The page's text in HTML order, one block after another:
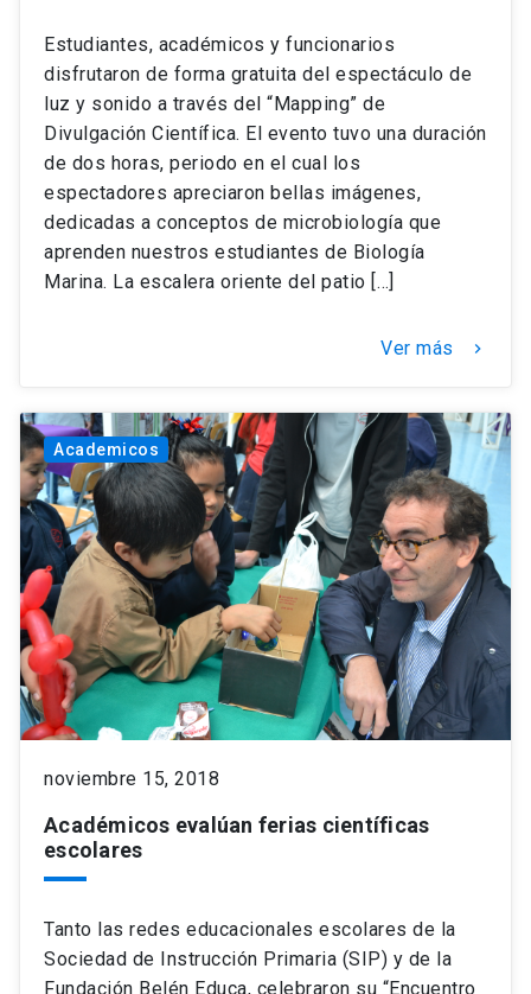
Estudiantes, académicos y funcionarios
disfrutaron de forma gratuita del espectáculo de
luz y sonido a través del “Mapping” de
Divulgación Científica. El evento tuvo una duración
de dos horas, periodo en el cual los
espectadores apreciaron bellas imágenes,
dedicadas a conceptos de microbiología que
aprenden nuestros estudiantes de Biología
Marina. La escalera oriente del patio […]
Ver más keyboard_arrow_right
Academicos
noviembre 15, 2018
Académicos evalúan ferias científicas
escolares
Tanto las redes educacionales escolares de la
Sociedad de Instrucción Primaria (SIP) y de la
Fundación Belén Educa, celebraron su “Encuentro